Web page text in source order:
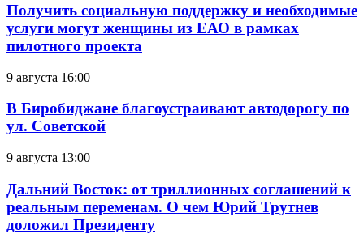
Получить социальную поддержку и необходимые
услуги могут женщины из ЕАО в рамках
пилотного проекта
9 августа 16:00
В Биробиджане благоустраивают автодорогу по
ул. Советской
9 августа 13:00
Дальний Восток: от триллионных соглашений к
реальным переменам. О чем Юрий Трутнев
доложил Президенту